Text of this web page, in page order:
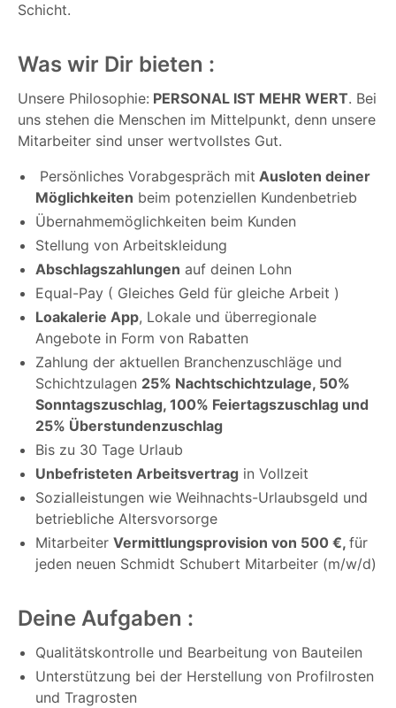
Schicht.
Was wir Dir bieten :
Unsere Philosophie: PERSONAL IST MEHR WERT. Bei
uns stehen die Menschen im Mittelpunkt, denn unsere
Mitarbeiter sind unser wertvollstes Gut.
Persönliches Vorabgespräch mit Ausloten deiner
Möglichkeiten beim potenziellen Kundenbetrieb
Übernahmemöglichkeiten beim Kunden
Stellung von Arbeitskleidung
Abschlagszahlungen auf deinen Lohn
Equal-Pay ( Gleiches Geld für gleiche Arbeit )
Loakalerie App, Lokale und überregionale
Angebote in Form von Rabatten
Zahlung der aktuellen Branchenzuschläge und
Schichtzulagen 25% Nachtschichtzulage, 50%
Sonntagszuschlag, 100% Feiertagszuschlag und
25% Überstundenzuschlag
Bis zu 30 Tage Urlaub
Unbefristeten Arbeitsvertrag in Vollzeit
Sozialleistungen wie Weihnachts-Urlaubsgeld und
betriebliche Altersvorsorge
Mitarbeiter Vermittlungsprovision von 500 €, für
jeden neuen Schmidt Schubert Mitarbeiter (m/w/d)
Deine Aufgaben :
Qualitätskontrolle und Bearbeitung von Bauteilen
Unterstützung bei der Herstellung von Profilrosten
und Tragrosten